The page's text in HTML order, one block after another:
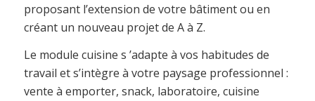
proposant l’extension de votre bâtiment ou en
créant un nouveau projet de A à Z.
Le module cuisine s ’adapte à vos habitudes de
travail et s’intègre à votre paysage professionnel :
vente à emporter, snack, laboratoire, cuisine